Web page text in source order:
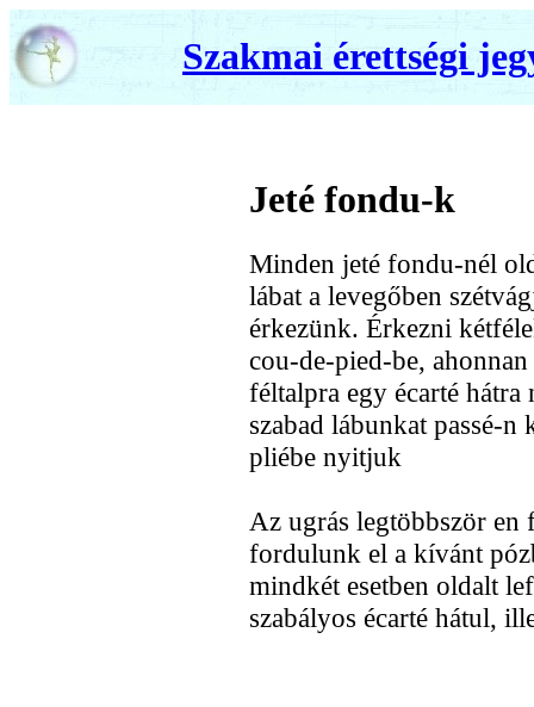
Szakmai érettségi
Jeté fondu-k
Minden jeté fondu-nél
lábat a levegőben
érkezünk. Érkezni
cou-de-pied-be,
féltalpra egy écarté
szabad lábunkat passé-
pliébe nyitjuk
Az ugrás legtöbbször en
fordulunk el a kívánt
mindkét esetben oldalt
szabályos écarté hátul,